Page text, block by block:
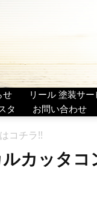
せ リール 塗装サ
タ お問い合わせ
コチラ!!
カッタコ